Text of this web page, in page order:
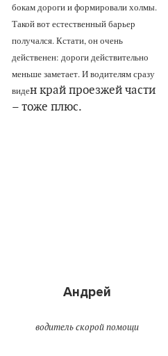
бокам дороги и формировали холмы.
Такой вот естественный барьер
получался. Кстати, он очень
действенен: дороги действительно
меньше заметает. И водителям сразу
виден край проезжей части
– тоже плюс.
Андрей
водитель скорой помощи